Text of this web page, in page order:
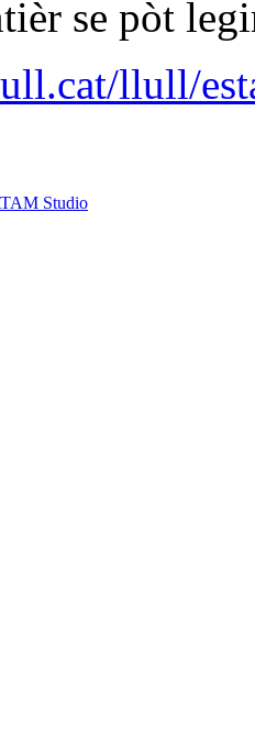
se pòt
llull/
Studio